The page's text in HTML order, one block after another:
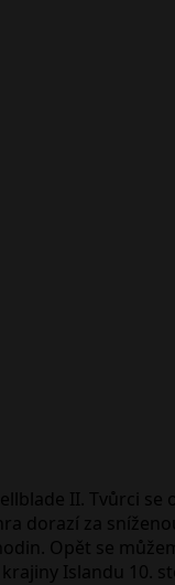
II. Tvůrci
za
Opět se
Islandu 10.